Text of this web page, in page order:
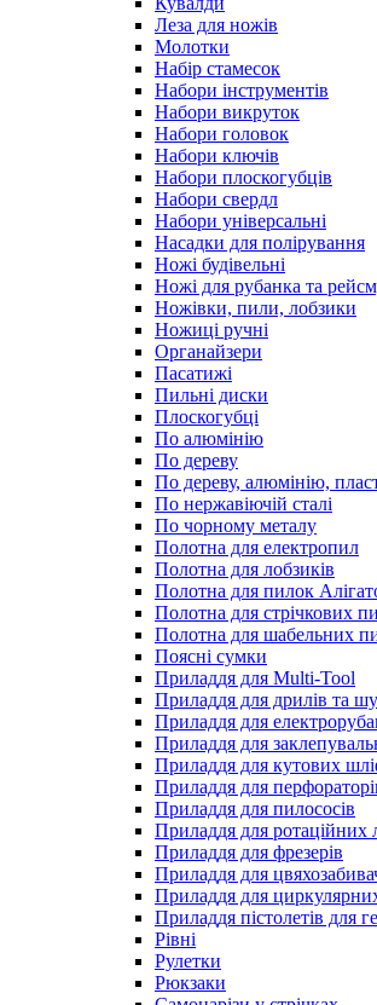
Леза для ножів
Молотки
Набір стамесок
Набори інструментів
Набори викруток
Набори головок
Набори ключів
Набори плоскогубців
Набори свердл
Набори універсальні
Насадки для полірування
Ножі будівельні
Ножі для рубанка та
Ножівки, пили, лобзики
Ножиці ручні
Органайзери
Пасатижі
Пильні диски
Плоскогубці
По алюмінію
По дереву
По дереву, алюмінію,
По нержавіючій сталі
По чорному металу
Полотна для електропил
Полотна для лобзиків
Полотна для пилок
Полотна для стрічкових
Полотна для шабельних
Поясні сумки
Приладдя для Multi-Tool
Приладдя для дрилів та
Приладдя для
Приладдя для
Приладдя для кутових
Приладдя для
Приладдя для пилососів
Приладдя для ротаційних
Приладдя для фрезерів
Приладдя для
Приладдя для
Приладдя пістолетів для
Рівні
Рулетки
Рюкзаки